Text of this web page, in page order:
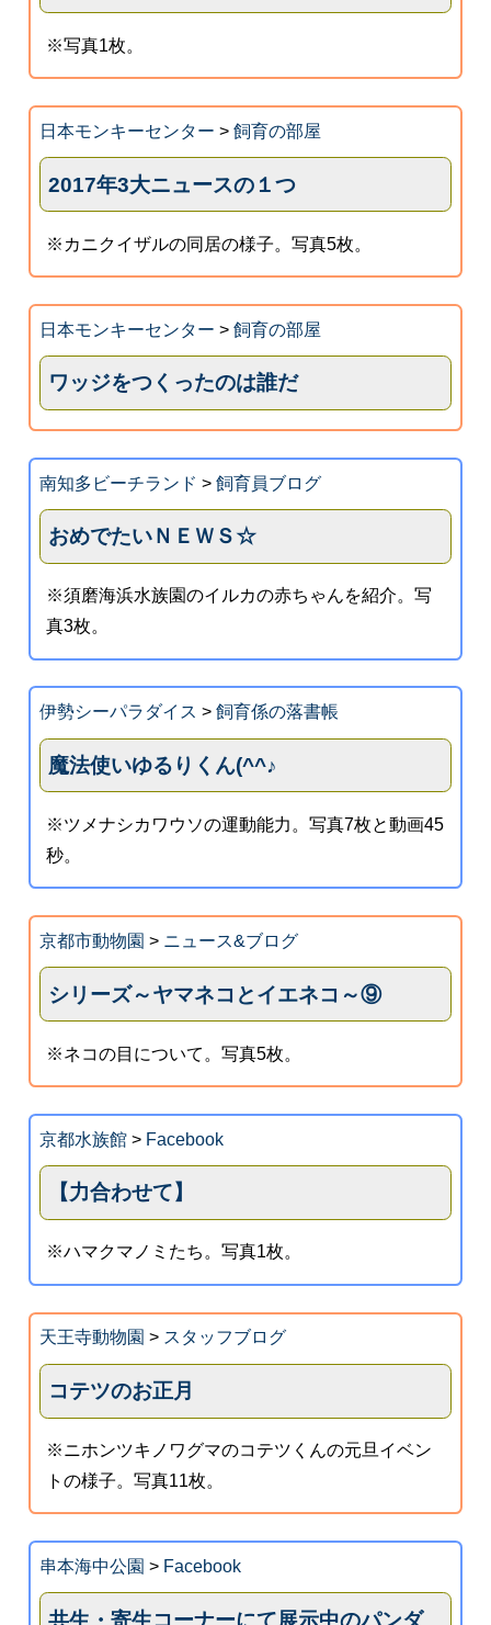
※写真1枚。
日本モンキーセンター > 飼育の部屋
2017年3大ニュースの１つ
※カニクイザルの同居の様子。写真5枚。
日本モンキーセンター > 飼育の部屋
ワッジをつくったのは誰だ
南知多ビーチランド > 飼育員ブログ
おめでたいＮＥＷＳ☆
※須磨海浜水族園のイルカの赤ちゃんを紹介。写
真3枚。
伊勢シーパラダイス > 飼育係の落書帳
魔法使いゆるりくん(^^♪
※ツメナシカワウソの運動能力。写真7枚と動画45
秒。
京都市動物園 > ニュース&ブログ
シリーズ～ヤマネコとイエネコ～⑨
※ネコの目について。写真5枚。
京都水族館> Facebook
【力合わせて】
※ハマクマノミたち。写真1枚。
天王寺動物園 > スタッフブログ
コテツのお正月
※ニホンツキノワグマのコテツくんの元旦イベン
トの様子。写真11枚。
串本海中公園 > Facebook
共生・寄生コーナーにて展示中のパンダ